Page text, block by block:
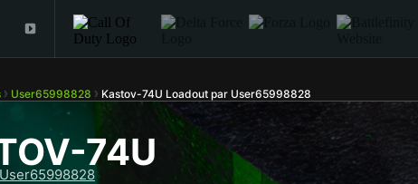
User65998828 Kastov-74U Loadout par User65998828
74U
User65998828